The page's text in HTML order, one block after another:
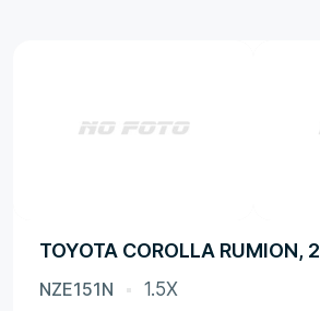
TOYOTA COROLLA RUMION,
NZE151N 1.5X